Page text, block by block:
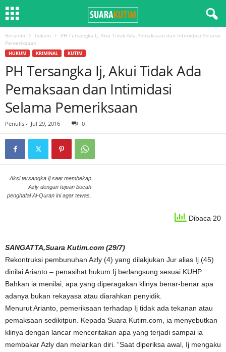
Beranda hukum
PH Tersangka Ij, Akui Tidak Ada Pemaksaan dan Intimidasi Selama
Pemeriksaan
HUKUM KRIMINAL KUTIM
PH Tersangka Ij, Akui Tidak Ada
Pemaksaan dan Intimidasi
Selama Pemeriksaan
Penulis - Jul 29, 2016 0
Aksi tersangka Ij saat membekap
Azly dengan tujuan bocah
penghafal Al-Quran ini agar tewas.
Dibaca 20
SANGATTA,Suara Kutim.com (29/7)
Rekontruksi pembunuhan Azly (4) yang dilakjukan Jur alias Ij (45)
dinilai Arianto – penasihat hukum Ij berlangsung sesuai KUHP.
Bahkan ia menilai, apa yang diperagakan klinya benar-benar apa
adanya bukan rekayasa atau diarahkan penyidik.
Menurut Arianto, pemeriksaan terhadap Ij tidak ada tekanan atau
pemaksaan sedikitpun. Kepada Suara Kutim.com, ia menyebutkan
klinya dengan lancar menceritakan apa yang terjadi sampai ia
membakar Azly dan melarikan diri. “Saat diperiksa awal, Ij mengaku